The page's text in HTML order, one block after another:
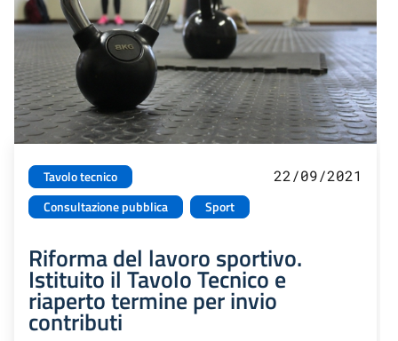
Tavolo tecnico
Consultazione pubblica
Sport
22/09/2021
Riforma del lavoro sportivo.
Istituito il Tavolo Tecnico e
riaperto termine per invio
contributi